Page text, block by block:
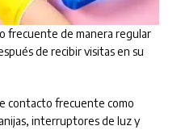
frecuente de manera regular
de recibir visitas en su
contacto frecuente como
interruptores de luz y